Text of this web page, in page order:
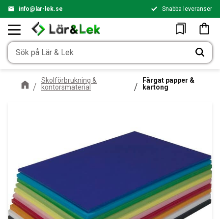
info@lar-lek.se Snabba leveranser
Favoriter
Skolförbrukning &
kontorsmaterial
Färgat papper &
kartong